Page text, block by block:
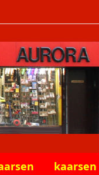
kaarsen